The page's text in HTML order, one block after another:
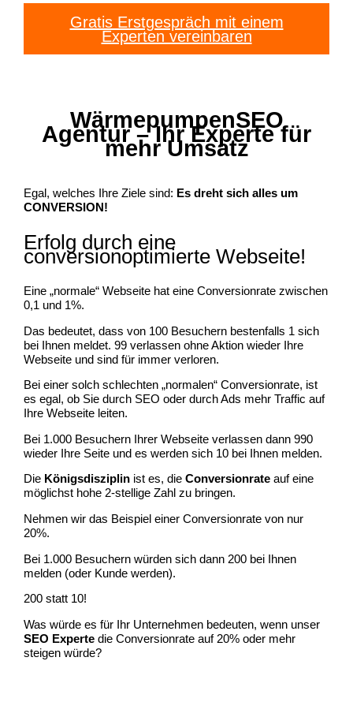
Gratis Erstgespräch mit einem
Experten vereinbaren
WärmepumpenSEO
Agentur – Ihr Experte für
mehr Umsatz
Egal, welches Ihre Ziele sind: Es dreht sich alles um
CONVERSION!
Erfolg durch eine
conversionoptimierte Webseite!
Eine „normale“ Webseite hat eine Conversionrate zwischen
0,1 und 1%.
Das bedeutet, dass von 100 Besuchern bestenfalls 1 sich
bei Ihnen meldet. 99 verlassen ohne Aktion wieder Ihre
Webseite und sind für immer verloren.
Bei einer solch schlechten „normalen“ Conversionrate, ist
es egal, ob Sie durch SEO oder durch Ads mehr Traffic auf
Ihre Webseite leiten.
Bei 1.000 Besuchern Ihrer Webseite verlassen dann 990
wieder Ihre Seite und es werden sich 10 bei Ihnen melden.
Die Königsdisziplin ist es, dieConversionrate auf eine
möglichst hohe 2-stellige Zahl zu bringen.
Nehmen wir das Beispiel einer Conversionrate von nur
20%.
Bei 1.000 Besuchern würden sich dann 200 bei Ihnen
melden (oder Kunde werden).
200 statt 10!
Was würde es für Ihr Unternehmen bedeuten, wenn unser
SEO Experte die Conversionrate auf 20% oder mehr
steigen würde?